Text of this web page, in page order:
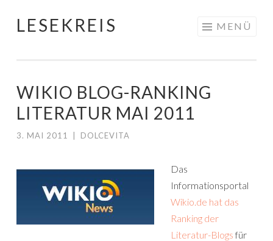
Springe
LESEKREIS MENÜ
WIKIO BLOG-RANKING
LITERATUR MAI 2011
3. MAI 2011 DOLCEVITA
Das
Informationsportal
Wikio.de hat das
Ranking der
Literatur-Blogs für